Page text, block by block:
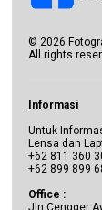
©2026
All rights
Informasi
Untuk
Lensa dan
+62 811 360
+62 899 899
Office :
Jln Cengger